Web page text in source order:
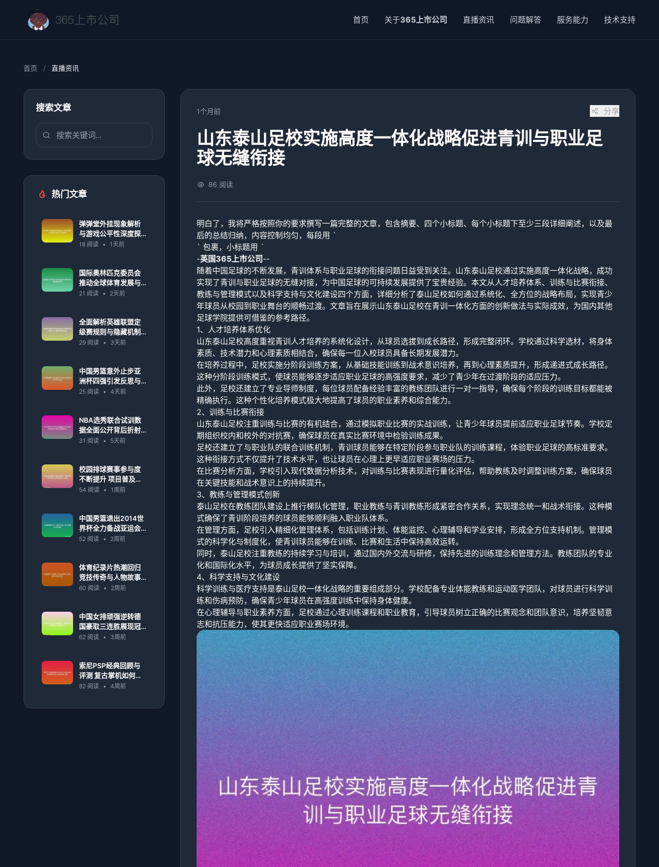
首页 关于365上市公司 直播资讯 问题解答 服务能力 技术支持
首页 / 直播资讯
搜索文章
热门文章
弹弹堂外挂现象解析
与游戏公平性深度探
讨及玩家权益保护对
18 阅读 • 1天前
国际奥林匹克委员会
推动全球体育发展与
奥运精神传播
21 阅读 • 2天前
全面解析英雄联盟定
级赛规则与隐藏机制
详解及上分策略指南
29 阅读 • 3天前
中国男篮意外止步亚
洲杯四强引发反思与
未来布局讨论
25 阅读 • 4天前
NBA选秀联合试训数
据全面公开背后折射
年轻球员竞争格局新
31 阅读 • 5天前
校园排球赛事参与度
不断提升 项目普及率
稳步增长推动体育文
54 阅读 • 1周前
中国男篮退出2014世
界杯全力备战亚运会
冲刺金牌
52 阅读 • 2周前
体育纪录片热潮回归
竞技传奇与人物故事
引发观众共鸣
60 阅读 • 2周前
中国女排顽强逆转德
国豪取三连胜展现冠
军底蕴再次证明强队
62 阅读 • 3周前
索尼PSP经典回顾与
评测 复古掌机如何影
响游戏历史与移动娱
82 阅读 • 4周前
1个月前 分享
山东泰山足校实施高度一体化战略促进青训与职业足
球无缝衔接
86 阅读
明白了，我将严格按照你的要求撰写一篇完整的文章，包含摘要、四个小标题、每个小标题下至少三段详细阐述，以及最
后的总结归纳，内容控制均匀，每段用 `
` 包裹，小标题用 `
-英国365上市公司 --
随着中国足球的不断发展，青训体系与职业足球的衔接问题日益受到关注。山东泰山足校通过实施高度一体化战略，成功
实现了青训与职业足球的无缝对接，为中国足球的可持续发展提供了宝贵经验。本文从人才培养体系、训练与比赛衔接、
教练与管理模式以及科学支持与文化建设四个方面，详细分析了泰山足校如何通过系统化、全方位的战略布局，实现青少
年球员从校园到职业舞台的顺畅过渡。文章旨在展示山东泰山足校在青训一体化方面的创新做法与实际成效，为国内其他
足球学院提供可借鉴的参考路径。
1、人才培养体系优化
山东泰山足校高度重视青训人才培养的系统化设计，从球员选拔到成长路径，形成完整闭环。学校通过科学选材，将身体
素质、技术潜力和心理素质相结合，确保每一位入校球员具备长期发展潜力。
在培养过程中，足校实施分阶段训练方案，从基础技能训练到战术意识培养，再到心理素质提升，形成递进式成长路径。
这种分阶段训练模式，使球员能够逐步适应职业足球的高强度要求，减少了青少年在过渡阶段的适应压力。
此外，足校还建立了专业导师制度，每位球员配备经验丰富的教练团队进行一对一指导，确保每个阶段的训练目标都能被
精确执行。这种个性化培养模式极大地提高了球员的职业素养和综合能力。
2、训练与比赛衔接
山东泰山足校注重训练与比赛的有机结合，通过模拟职业比赛的实战训练，让青少年球员提前适应职业足球节奏。学校定
期组织校内和校外的对抗赛，确保球员在真实比赛环境中检验训练成果。
足校还建立了与职业队的联合训练机制，青训球员能够在特定阶段参与职业队的训练课程，体验职业足球的高标准要求。
这种衔接方式不仅提升了技术水平，也让球员在心理上更早适应职业赛场的压力。
在比赛分析方面，学校引入现代数据分析技术，对训练与比赛表现进行量化评估，帮助教练及时调整训练方案，确保球员
在关键技能和战术意识上的持续提升。
3、教练与管理模式创新
泰山足校在教练团队建设上推行梯队化管理，职业教练与青训教练形成紧密合作关系，实现理念统一和战术衔接。这种模
式确保了青训阶段培养的球员能够顺利融入职业队体系。
在管理方面，足校引入精细化管理体系，包括训练计划、体能监控、心理辅导和学业安排，形成全方位支持机制。管理模
式的科学化与制度化，使青训球员能够在训练、比赛和生活中保持高效运转。
同时，泰山足校注重教练的持续学习与培训，通过国内外交流与研修，保持先进的训练理念和管理方法。教练团队的专业
化和国际化水平，为球员成长提供了坚实保障。
4、科学支持与文化建设
科学训练与医疗支持是泰山足校一体化战略的重要组成部分。学校配备专业体能教练和运动医学团队，对球员进行科学训
练和伤病预防，确保青少年球员在高强度训练中保持身体健康。
在心理辅导与职业素养方面，足校通过心理训练课程和职业教育，引导球员树立正确的比赛观念和团队意识，培养坚韧意
志和抗压能力，使其更快适应职业赛场环境。